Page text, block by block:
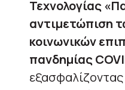
Τεχνολογίας
αντιμετώπιση
κοινωνικών
πανδημίας
εξασφαλίζοντας